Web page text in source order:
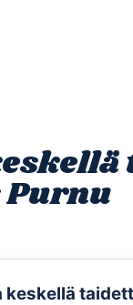
Purnu
keskellä